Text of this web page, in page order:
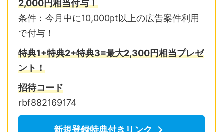
2,000円相当付与！
条件：今月中に10,000pt以上の広告案件利用
で付与！
特典1+特典2+特典3=最大2,300円相当プレゼ
ント！
招待コード
rbf882169174
新規登録特典付きリンク